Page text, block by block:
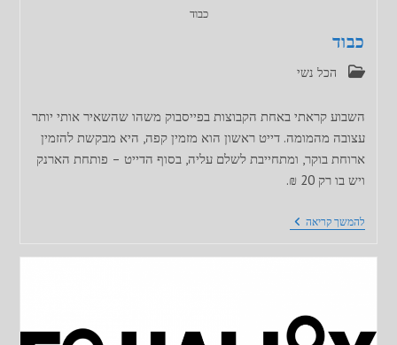
כבוד
כבוד
קטגוריה:הכל נשי
השבוע קראתי באחת הקבוצות בפייסבוק משהו שהשאיר אותי יותר
עצובה מהמומה. דייט ראשון הוא מזמין קפה, היא מבקשת להזמין
ארוחת בוקר, ומתחייבת לשלם עליה, בסוף הדייט – פותחת הארנק
ויש בו רק 20 ₪.
להמשך קריאהכבוד